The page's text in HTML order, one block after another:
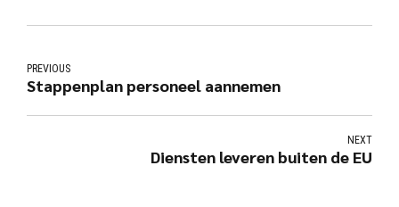
PREVIOUS
Stappenplan personeel aannemen
NEXT
Diensten leveren buiten de EU